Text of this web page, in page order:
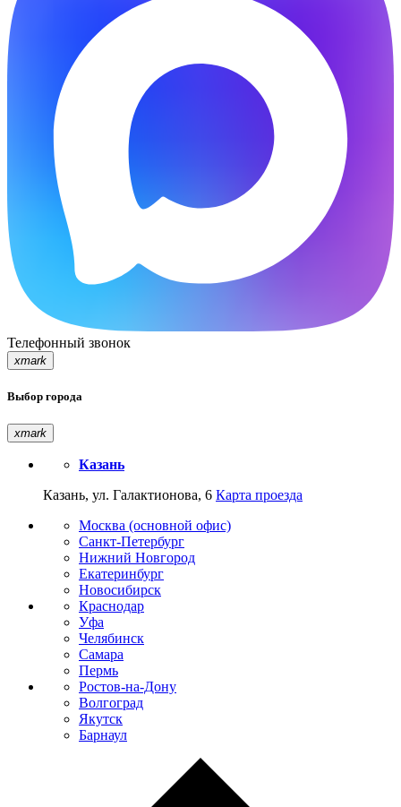
Телефонный звонок
xmark
Выбор города
xmark
Казань
Казань, ул. Галактионова, 6 Карта проезда
Москва (основной офис)
Санкт-Петербург
Нижний Новгород
Екатеринбург
Новосибирск
Краснодар
Уфа
Челябинск
Самара
Пермь
Ростов-на-Дону
Волгоград
Якутск
Барнаул